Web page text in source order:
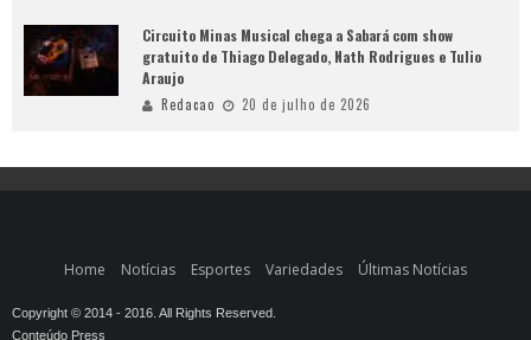
Circuito Minas Musical chega a Sabará com show
gratuito de Thiago Delegado, Nath Rodrigues e Tulio
Araujo
Redacao 20 de julho de 2026
Home Notícias Esportes Variedades Últimas Notícias
Copyright © 2014 - 2016. All Rights Reserved.
Conteúdo Press